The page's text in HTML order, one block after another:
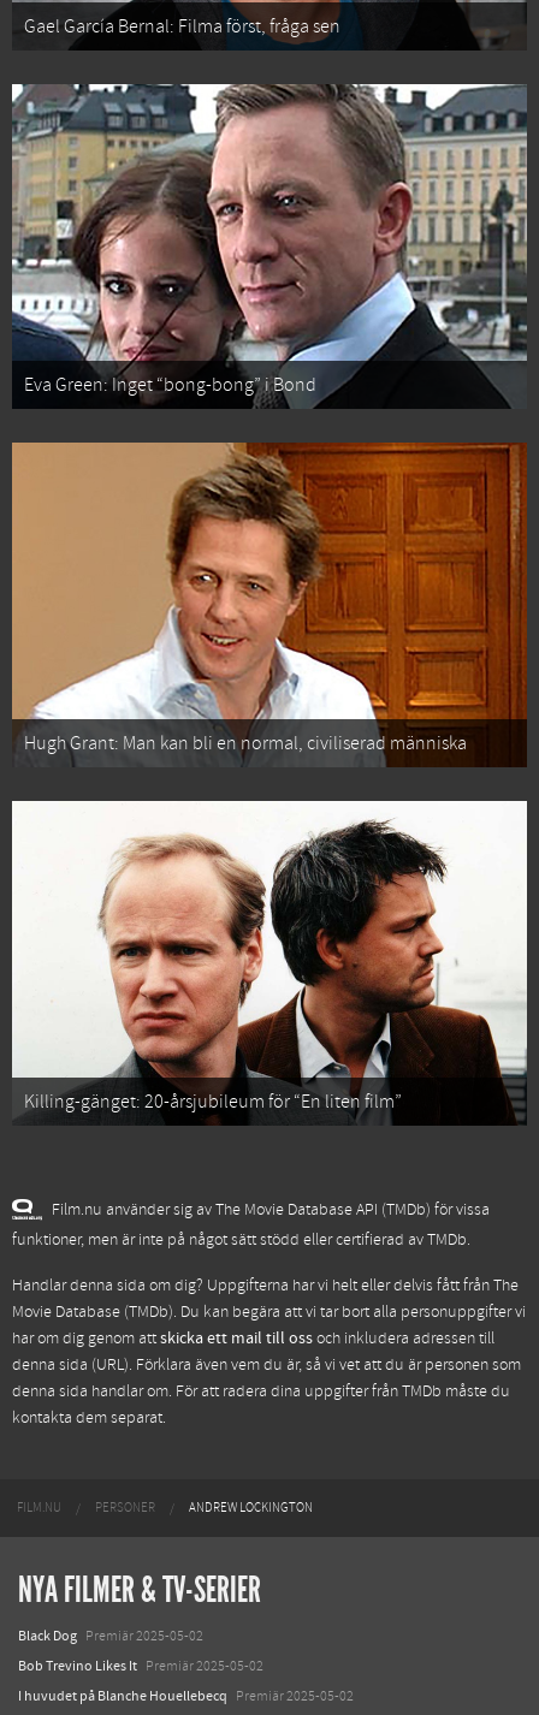
Gael García Bernal: Filma först, fråga sen
Eva Green: Inget “bong-bong” i Bond
Hugh Grant: Man kan bli en normal, civiliserad människa
Killing-gänget: 20-årsjubileum för “En liten film”
Film.nu använder sig av The Movie Database API (TMDb) för vissa
funktioner, men är inte på något sätt stödd eller certifierad av TMDb.
Handlar denna sida om dig? Uppgifterna har vi helt eller delvis fått frånThe
Movie Database (TMDb). Du kan begära att vi tar bort alla personuppgifter vi
har om dig genom attskicka ett mail till ossoch inkludera adressen till
denna sida (URL). Förklara även vem du är, så vi vet att du är personen som
denna sida handlar om. För att radera dina uppgifter från TMDb måste du
kontakta dem separat.
FILM.NU PERSONER ANDREW LOCKINGTON
NYA FILMER & TV-SERIER
Black Dog Premiär 2025-05-02
Bob Trevino Likes It Premiär 2025-05-02
I huvudet på Blanche Houellebecq Premiär 2025-05-02